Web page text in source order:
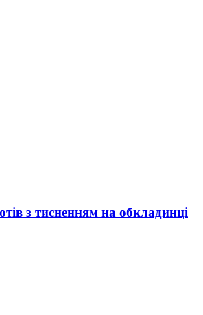
з тисненням на обкладинці